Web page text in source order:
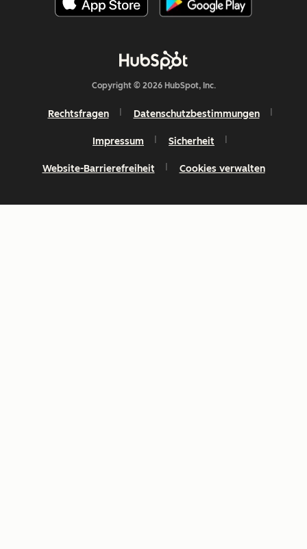
Copyright © 2026 HubSpot, Inc.
Rechtsfragen Datenschutzbestimmungen
Impressum Sicherheit
Website-Barrierefreiheit Cookies verwalten